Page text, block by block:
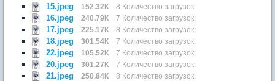
15.jpeg 152.32К 8 Количество загрузок:
16.jpeg 240.79К 7 Количество загрузок:
17.jpeg 225.17К 8 Количество загрузок:
18.jpeg 301.54К 7 Количество загрузок:
22.jpeg 105.52К 7 Количество загрузок:
20.jpeg 301.27К 7 Количество загрузок:
21.jpeg 250.84К 8 Количество загрузок: